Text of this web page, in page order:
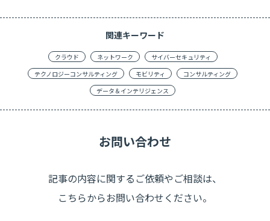
関連キーワード
クラウド ネットワーク
サイバーセキュリティ
テクノロジーコンサルティング
モビリティ
コンサルティング
データ＆インテリジェンス
お問い合わせ
記事の内容に関するご依頼やご相談は、
こちらからお問い合わせください。